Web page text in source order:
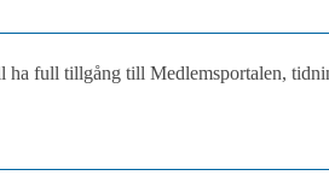
full tillgång till Medlemsportalen,